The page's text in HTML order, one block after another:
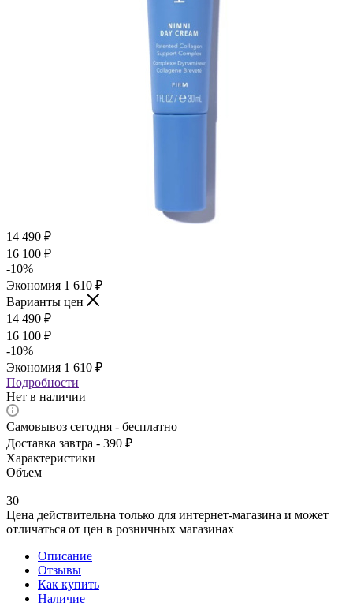
14 490 ₽
16 100 ₽
-10%
Экономия 1 610 ₽
Варианты цен
14 490 ₽
16 100 ₽
-10%
Экономия 1 610 ₽
Подробности
Нет в наличии
Самовывоз сегодня - бесплатно
Доставка завтра - 390 ₽
Характеристики
Объем
—
30
Цена действительна только для интернет-магазина и может
отличаться от цен в розничных магазинах
Описание
Отзывы
Как купить
Наличие